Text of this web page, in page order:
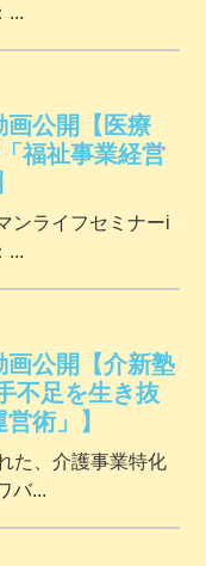
...
画公開【医療
福祉事業経営
ンライフセミナーi
...
画公開【介新塾
不足を生き抜
術」】
た、介護事業特化
バ...